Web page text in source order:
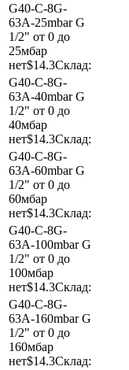
G40-C-8G-
63A-25mbarG
1/2" от 0 до
25мбар
нет$14.3Склад:
G40-C-8G-
63A-40mbarG
1/2" от 0 до
40мбар
нет$14.3Склад:
G40-C-8G-
63A-60mbarG
1/2" от 0 до
60мбар
нет$14.3Склад:
G40-C-8G-
63A-100mbarG
1/2" от 0 до
100мбар
нет$14.3Склад:
G40-C-8G-
63A-160mbarG
1/2" от 0 до
160мбар
нет$14.3Склад: